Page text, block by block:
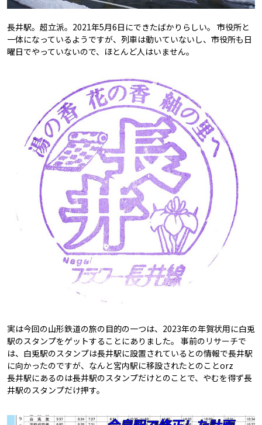
長井駅。超立派。2021年5月6日にできたばかりらしい。 市役所と
一体になっているようですが、列車は動いていないし、市役所も日
曜日でやっていないので、ほとんど人はいません。
実は今回の山形鉄道の旅の目的の一つは、2023年の年賀状用に白兎
駅のスタンプをゲットすることにありました。 事前のリサーチで
は、白兎駅のスタンプは長井駅に設置されているとの情報で長井駅
に向かったのですが、なんと宮内駅に移設されたとのことorz
長井駅にあるのは長井駅のスタンプだけとのことで、やむを得ず長
井駅のスタンプだけ押す。